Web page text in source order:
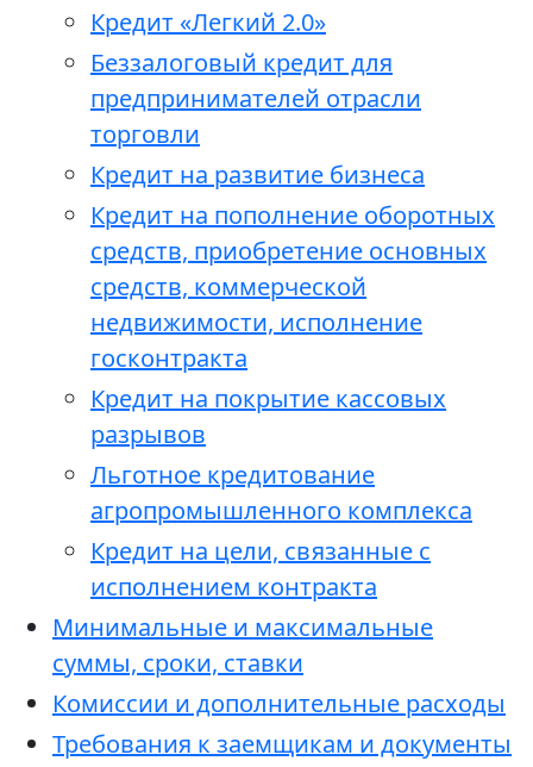
Кредит «Легкий 2.0»
Беззалоговый кредит для
предпринимателей отрасли
торговли
Кредит на развитие бизнеса
Кредит на пополнение оборотных
средств, приобретение основных
средств, коммерческой
недвижимости, исполнение
госконтракта
Кредит на покрытие кассовых
разрывов
Льготное кредитование
агропромышленного комплекса
Кредит на цели, связанные с
исполнением контракта
Минимальные и максимальные
суммы, сроки, ставки
Комиссии и дополнительные расходы
Требования к заемщикам и документы